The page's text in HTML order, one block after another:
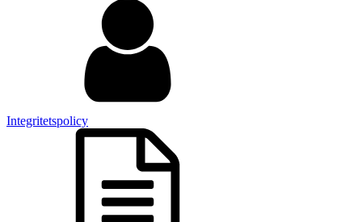
Integritetspolicy